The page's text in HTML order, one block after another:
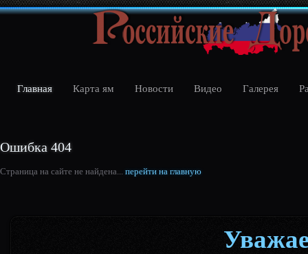
Главная Карта ям Новости Видео Галерея
Ошибка 404
Страница на сайте не найдена... перейти на главную